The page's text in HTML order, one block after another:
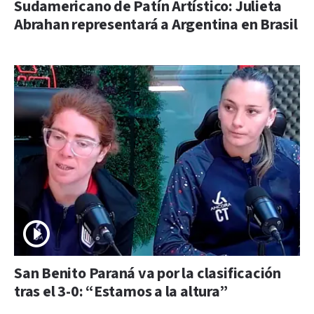
Sudamericano de Patín Artístico: Julieta
Abrahan representará a Argentina en Brasil
San Benito Paraná va por la clasificación
tras el 3-0: “Estamos a la altura”